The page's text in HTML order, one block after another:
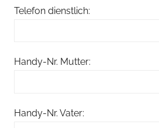
Telefon dienstlich:
Handy-Nr. Mutter:
Handy-Nr. Vater: